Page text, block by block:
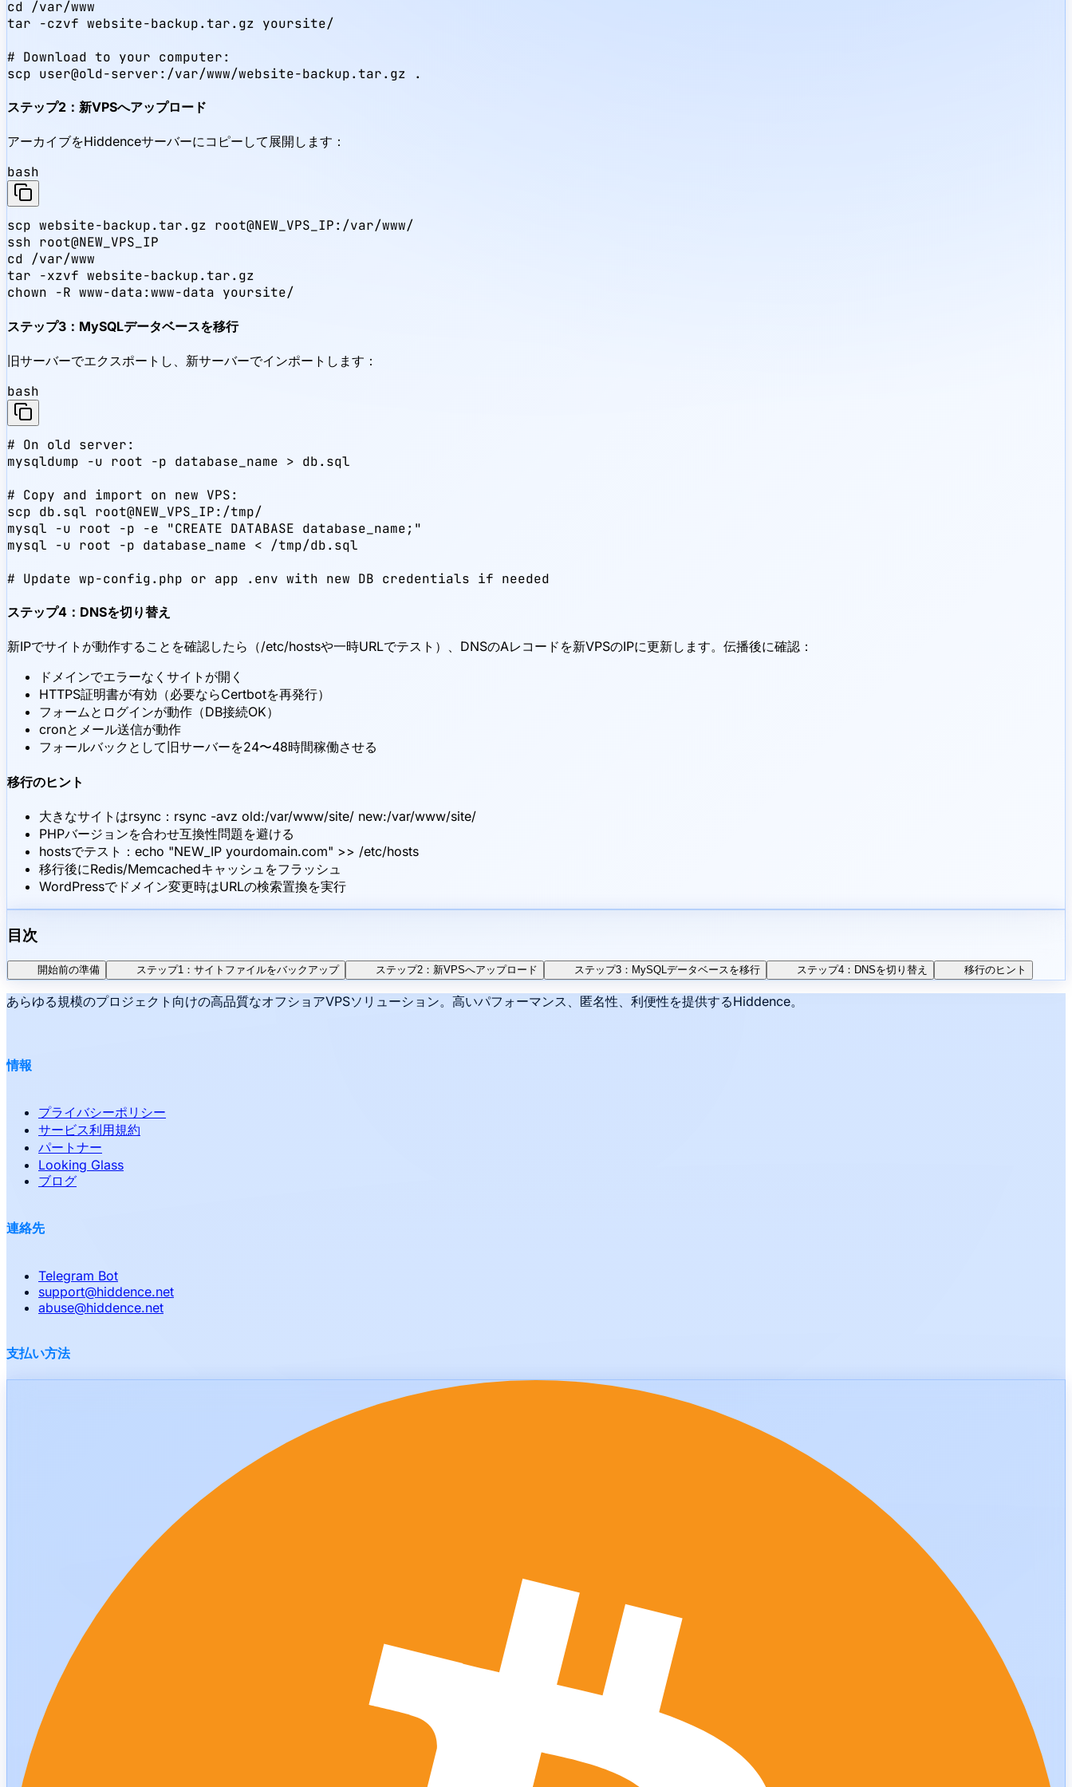
cd /var/www
tar -czvf website-backup.tar.gz yoursite/
# Download to your computer:
scp user@old-server:/var/www/website-backup.tar.gz .
ステップ2：新VPSへアップロード
アーカイブをHiddenceサーバーにコピーして展開します：
bash
scp website-backup.tar.gz root@NEW_VPS_IP:/var/www/
ssh root@NEW_VPS_IP
cd /var/www
tar -xzvf website-backup.tar.gz
chown -R www-data:www-data yoursite/
ステップ3：MySQLデータベースを移行
旧サーバーでエクスポートし、新サーバーでインポートします：
bash
# On old server:
mysqldump -u root -p database_name > db.sql
# Copy and import on new VPS:
scp db.sql root@NEW_VPS_IP:/tmp/
mysql -u root -p -e "CREATE DATABASE database_name;"
mysql -u root -p database_name < /tmp/db.sql
# Update wp-config.php or app .env with new DB credentials if needed
ステップ4：DNSを切り替え
新IPでサイトが動作することを確認したら（/etc/hostsや一時URLでテスト）、DNSのAレコードを新VPSのIPに更新します。伝播後に確認：
ドメインでエラーなくサイトが開く
HTTPS証明書が有効（必要ならCertbotを再発行）
フォームとログインが動作（DB接続OK）
cronとメール送信が動作
フォールバックとして旧サーバーを24〜48時間稼働させる
移行のヒント
大きなサイトはrsync：rsync -avz old:/var/www/site/ new:/var/www/site/
PHPバージョンを合わせ互換性問題を避ける
hostsでテスト：echo "NEW_IP yourdomain.com" >> /etc/hosts
移行後にRedis/Memcachedキャッシュをフラッシュ
WordPressでドメイン変更時はURLの検索置換を実行
目次
開始前の準備 ステップ1：サイトファイルをバックアップ ステップ2：新VPSへアップロード ステップ3：MySQLデータベースを移行 ステップ4：DNSを切り替え 移行のヒント
あらゆる規模のプロジェクト向けの高品質なオフショアVPSソリューション。高いパフォーマンス、匿名性、利便性を提供するHiddence。
情報
プライバシーポリシー
サービス利用規約
パートナー
Looking Glass
ブログ
連絡先
Telegram Bot
support@hiddence.net
abuse@hiddence.net
支払い方法